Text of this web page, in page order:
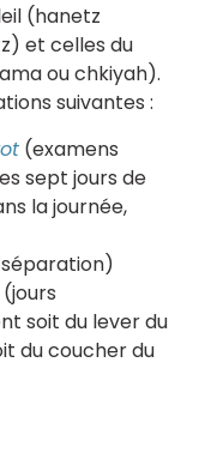
(hanetz
et celles du
ou chkiyah).
suivantes :
(examens
sept jours de
la journée,
soit du lever du
du coucher du